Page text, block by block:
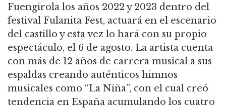
Fuengirola los años 2022 y 2023 dentro del
festival Fulanita Fest, actuará en el escenario
del castillo y esta vez lo hará con su propio
espectáculo, el 6 de agosto. La artista cuenta
con más de 12 años de carrera musical a sus
espaldas creando auténticos himnos
musicales como “La Niña”, con el cual creó
tendencia en España acumulando los cuatro